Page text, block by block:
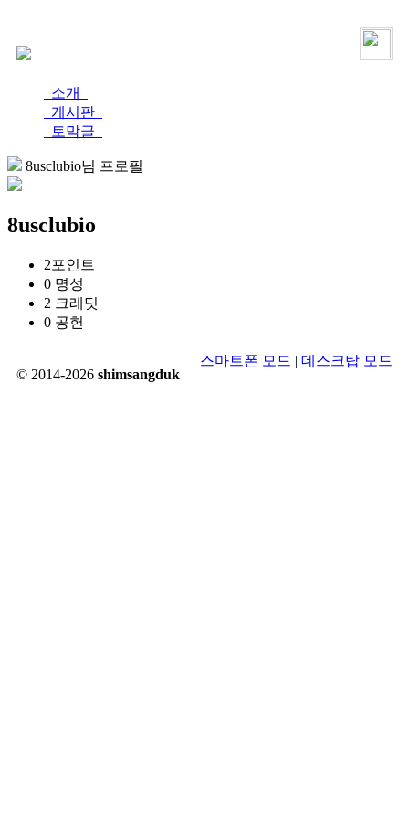
소개
게시판
토막글
8usclubio님 프로필
8usclubio
2포인트
0 명성
2 크레딧
0 공헌
© 2014-2026 shimsangduk
스마트폰 모드 | 데스크탑 모드